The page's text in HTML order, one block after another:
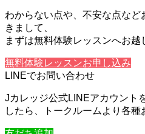
わからない点や、不安な点な
きまして、
まずは無料体験レッスンへお越
無料体験レッスンお申し込み
LINEでお問い合わせ
Jカレッジ公式LINEアカウント
したら、トークルームより各